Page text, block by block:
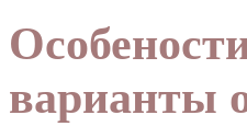
варианты